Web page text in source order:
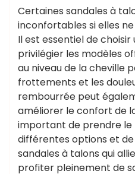
Certaines sandales à
inconfortables si elles
Il est essentiel de
privilégier les modèles
au niveau de la cheville
frottements et les
rembourrée peut
améliorer le confort de
important de prendre le
différentes options et
sandales à talons qui
profiter pleinement de